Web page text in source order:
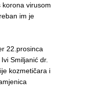
virusom
im je
22.prosinca
Smiljanić dr.
kozmetičara i